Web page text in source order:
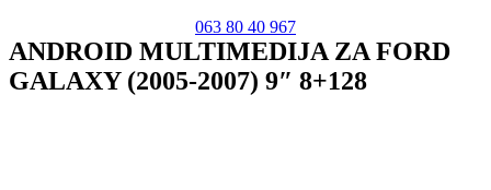
063 80 40 967
ANDROID MULTIMEDIJA ZA FORD
GALAXY (2005-2007) 9″ 8+128